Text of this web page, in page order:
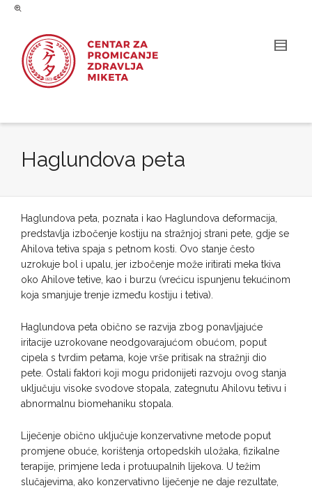
Haglundova peta
Haglundova peta, poznata i kao Haglundova deformacija,
predstavlja izbočenje kostiju na stražnjoj strani pete, gdje se
Ahilova tetiva spaja s petnom kosti. Ovo stanje često
uzrokuje bol i upalu, jer izbočenje može iritirati meka tkiva
oko Ahilove tetive, kao i burzu (vrećicu ispunjenu tekućinom
koja smanjuje trenje između kostiju i tetiva).
Haglundova peta obično se razvija zbog ponavljajuće
iritacije uzrokovane neodgovarajućom obućom, poput
cipela s tvrdim petama, koje vrše pritisak na stražnji dio
pete. Ostali faktori koji mogu pridonijeti razvoju ovog stanja
uključuju visoke svodove stopala, zategnutu Ahilovu tetivu i
abnormalnu biomehaniku stopala.
Liječenje obično uključuje konzervativne metode poput
promjene obuće, korištenja ortopedskih uložaka, fizikalne
terapije, primjene leda i protuupalnih lijekova. U težim
slučajevima, ako konzervativno liječenje ne daje rezultate,